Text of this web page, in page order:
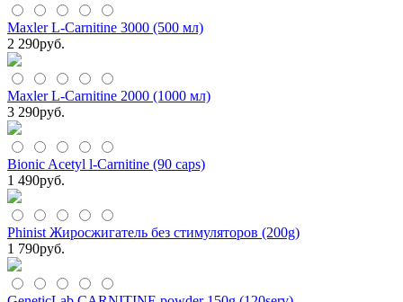
Maxler L-Carnitine 3000 (500 мл)
2 290руб.
Maxler L-Carnitine 2000 (1000 мл)
3 290руб.
Bionic Acetyl l-Carnitine (90 caps)
1 490руб.
Phinist Жиросжигатель без стимуляторов (200g)
1 790руб.